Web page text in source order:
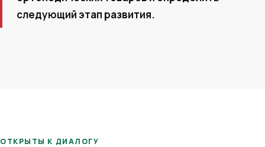
следующий этап развития.
ОТКРЫТЫ К ДИАЛОГУ